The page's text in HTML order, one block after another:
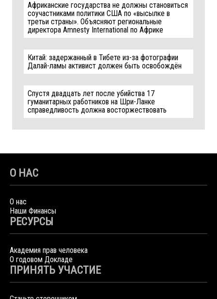
Африканские государства не должны становиться
соучастниками политики США по «высылке в
третьи страны». Объясняют региональные
директора Amnesty International по Африке
Китай: задержанный в Тибете из-за фотографии
Далай-ламы активист должен быть освобождён
Спустя двадцать лет после убийства 17
гуманитарных работников на Шри-Ланке
справедливость должна восторжествовать
О НАС
О нас
Наши Финансы
РЕСУРСЫ
Академия прав человека
О годовом Докладе
ПРИНЯТЬ УЧАСТИЕ